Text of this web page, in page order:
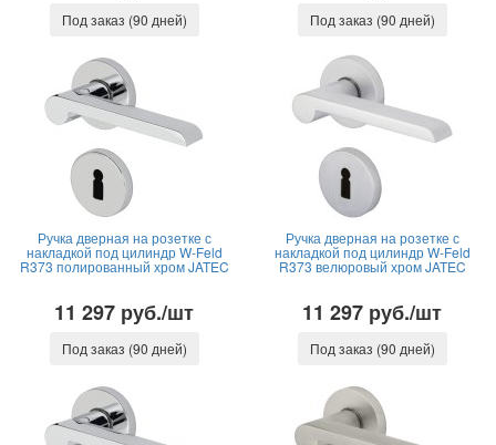
Под заказ (90 дней) Под заказ (90 дней)
Ручка дверная на розетке с
накладкой под цилиндр W-Feld
R373 полированный хром JATEC
11 297 руб./шт
Под заказ (90 дней)
Ручка дверная на розетке с
накладкой под цилиндр W-Feld
R373 велюровый хром JATEC
11 297 руб./шт
Под заказ (90 дней)